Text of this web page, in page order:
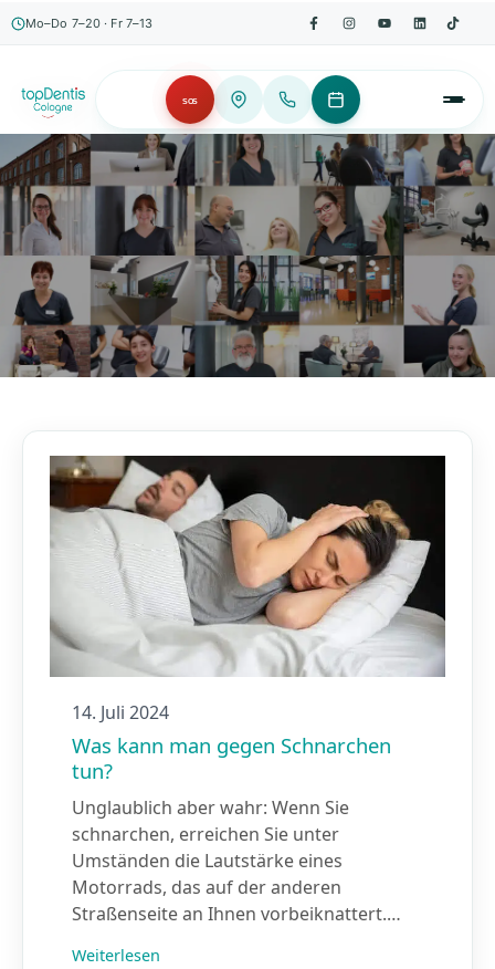
Mo–Do 7–20 · Fr 7–13
SOS
Unser Blog
14. Juli 2024
Was kann man gegen Schnarchen
tun?
Unglaublich aber wahr: Wenn Sie
schnarchen, erreichen Sie unter
Umständen die Lautstärke eines
Motorrads, das auf der anderen
Straßenseite an Ihnen vorbeiknattert.…
Weiterlesen